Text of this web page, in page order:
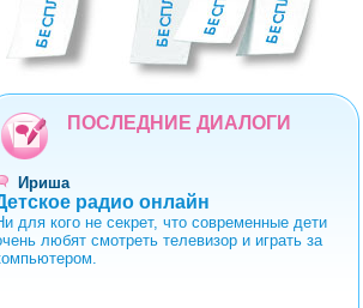
23456789
ПОСЛЕДНИЕ ДИАЛОГИ
Ириша
радио онлайн
для кого не секрет, что современные дети
любят смотреть телевизор и играть за